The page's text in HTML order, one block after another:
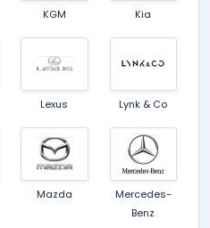
KGM Kia
Lexus Lynk & Co
Mazda
Mercedes-
Benz